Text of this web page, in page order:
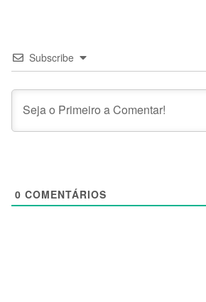
Subscribe
0 COMENTÁRIOS